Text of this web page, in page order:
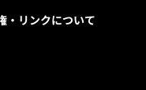
・リンクについて